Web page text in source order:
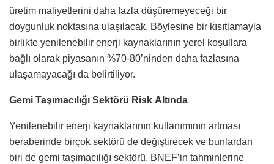
üretim maliyetlerini daha fazla düşüremeyeceği bir
doygunluk noktasına ulaşılacak. Böylesine bir kısıtlamayla
birlikte yenilenebilir enerji kaynaklarının yerel koşullara
bağlı olarak piyasanın %70-80’ninden daha fazlasına
ulaşamayacağı da belirtiliyor.
Gemi Taşımacılığı Sektörü Risk Altında
Yenilenebilir enerji kaynaklarının kullanımının artması
beraberinde birçok sektörü de değiştirecek ve bunlardan
biri de gemi taşımacılığı sektörü. BNEF’in tahminlerine